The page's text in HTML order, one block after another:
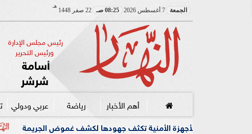
الجمعة 7 أغسطس 2026 08:25 صـ 22 صفر 1448
هـ
رئيس مجلس الإدارة
ورئيس التحرير
أسامة
شرشر
أهم الأخبار رياضة عربي ودولي
وسط أجواء مبهجة الأمنية تكثف جهودها لكشف غموض الجريمة